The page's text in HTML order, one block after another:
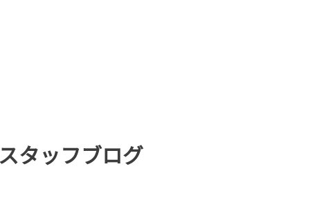
タッフブログ